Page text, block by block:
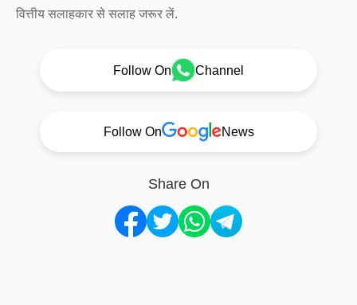
वित्तीय सलाहकार से सलाह जरूर लें.
Follow On Channel
Follow On News
Share On